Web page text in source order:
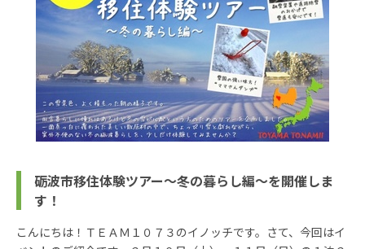
砺波市移住体験ツアー～冬の暮らし編～を開催しま
す！
こんにちは！ＴＥＡＭ１０７３のイノッチです。さて、今回はイ